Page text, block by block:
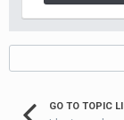
GO TO TOPIC